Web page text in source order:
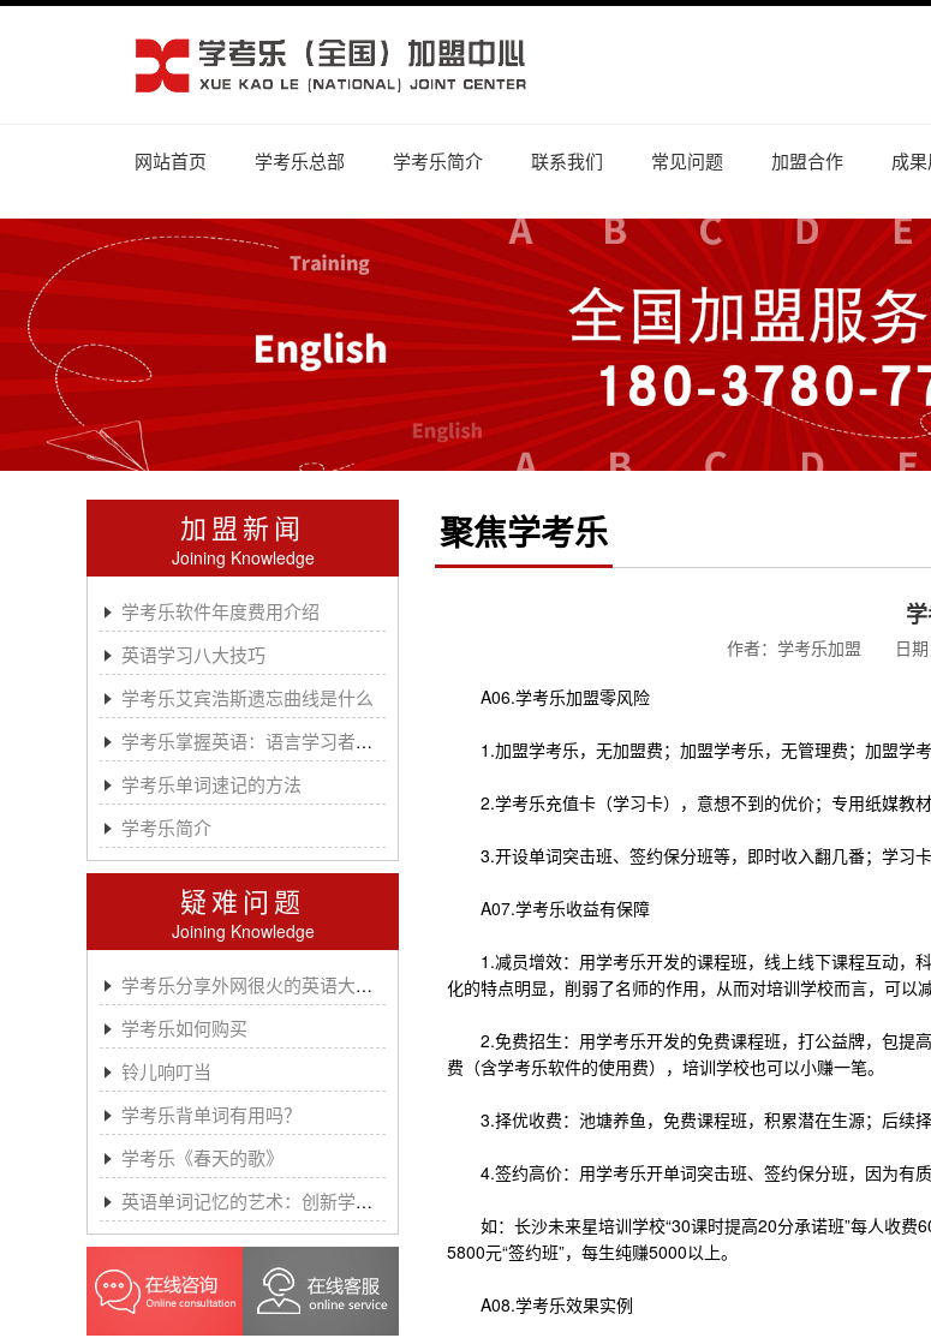
网站首页 学考乐总部 学考乐简介 联系我们 常见问题 加盟合作 成
加盟新闻
Joining Knowledge
学考乐软件年度费用介绍
英语学习八大技巧
学考乐艾宾浩斯遗忘曲线是什么
学考乐掌握英语：语言学习者的有效方法
学考乐单词速记的方法
学考乐简介
疑难问题
Joining Knowledge
学考乐分享外网很火的英语大神A.J.HOGE
学考乐如何购买
铃儿响叮当
学考乐背单词有用吗？
学考乐《春天的歌》
英语单词记忆的艺术：创新学习方法与学考乐的魔力
聚焦学考乐
作者：学考乐加盟 日
A06.学考乐加盟零风险
1.加盟学考乐，无加盟费；加盟学考乐，无管理费；加盟学考
2.学考乐充值卡（学习卡），意想不到的优价；专用纸媒教材
3.开设单词突击班、签约保分班等，即时收入翻几番；学习卡
A07.学考乐收益有保障
1.减员增效：用学考乐开发的课程班，线上线下课程互动，
化的特点明显，削弱了名师的作用，从而对培训学校而言，可以减
2.免费招生：用学考乐开发的免费课程班，打公益牌，包提
费（含学考乐软件的使用费），培训学校也可以小赚一笔。
3.择优收费：池塘养鱼，免费课程班，积累潜在生源；后续择
4.签约高价：用学考乐开单词突击班、签约保分班，因为有质
如：长沙未来星培训学校“30课时提高20分承诺班”每人收费
5800元“签约班”，每生纯赚5000以上。
A08.学考乐效果实例